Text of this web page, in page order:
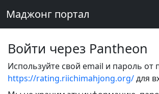
Маджонг портал
Войти через Pantheon
Используйте свой email и пароль от
https://rating.riichimahjong.org/для